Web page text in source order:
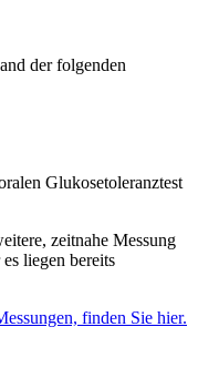
der folgenden
Glukosetoleranztest
zeitnahe Messung
liegen bereits
finden Sie hier.